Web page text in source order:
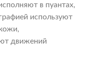
в пуантах,
используют
движений